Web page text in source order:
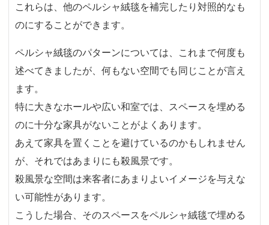
これらは、他のペルシャ絨毯を補完したり対照的なも
のにすることができます。
ペルシャ絨毯のパターンについては、これまで何度も
述べてきましたが、何もない空間でも同じことが言え
ます。
特に大きなホールや広い和室では、スペースを埋める
のに十分な家具がないことがよくあります。
あえて家具を置くことを避けているのかもしれません
が、それではあまりにも殺風景です。
殺風景な空間は来客者にあまりよいイメージを与えな
い可能性があります。
こうした場合、そのスペースをペルシャ絨毯で埋める